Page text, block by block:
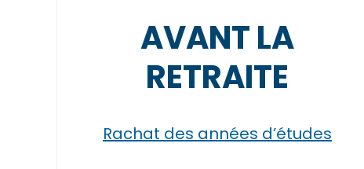
AVANT LA
RETRAITE
Rachat des années d’études